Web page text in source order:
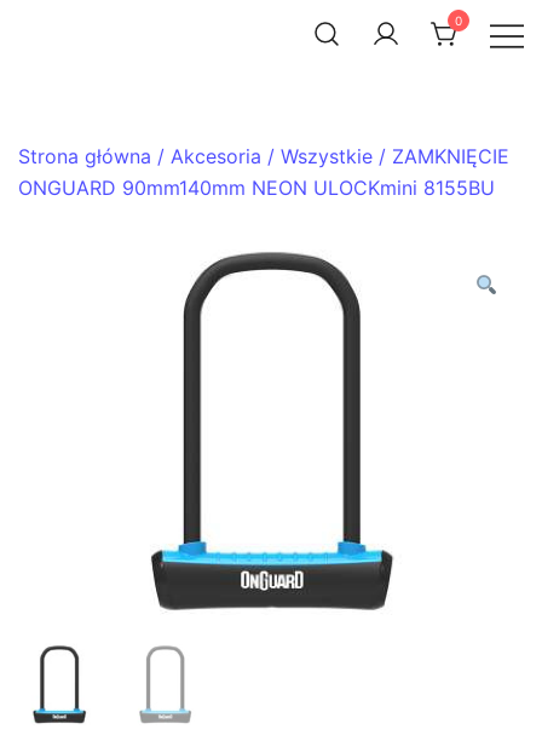
0
Strona główna / Akcesoria / Wszystkie / ZAMKNIĘCIE
ONGUARD 90mm140mm NEON ULOCKmini 8155BU